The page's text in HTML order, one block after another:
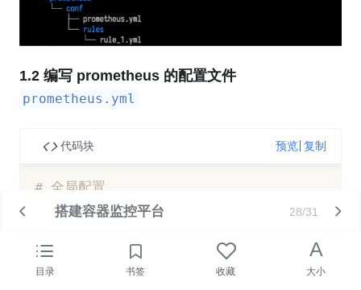
1.2 编写 prometheus 的配置文件
prometheus.yml
# 全局配置
global:
# 每5s收集一次数据
scrape_interval
5s
# 每5s执行一次告警规则检测
evaluation_interval: 5s
代码块 预览 复制
搭建容器监控平台 28/31
目录 书签 收藏
A
大小